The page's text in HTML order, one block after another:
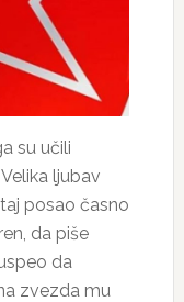
su učili
ljubav
posao časno
da piše
da
zvezda mu